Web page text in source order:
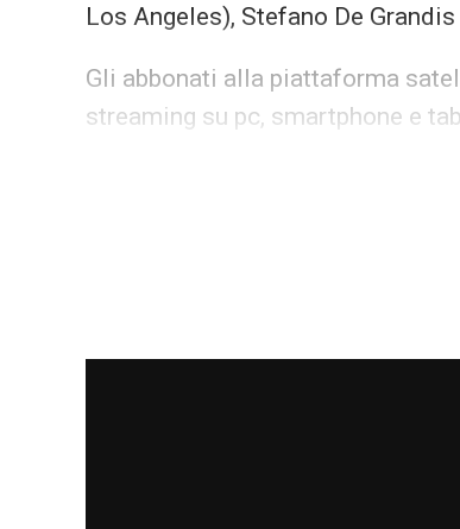
Los Angeles), Stefano De
Gli abbonati alla piattaforma
streaming su pc, smartphone e
. Ecco una